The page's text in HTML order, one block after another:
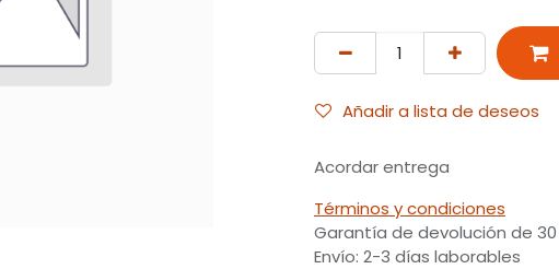
Añadir a lista de deseos
Acordar entrega
Términos y condiciones
Garantía de devolución de
Envío: 2-3 días laborables